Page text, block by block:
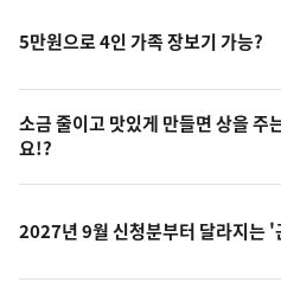
5만원으로 4인 가족 장보기 가능?
소금 줄이고 맛있게 만들면 상을 주
요!?
2027년 9월 신청분부터 달라지는